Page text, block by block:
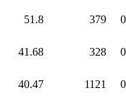
51.8 379
41.68 328
40.47 1121